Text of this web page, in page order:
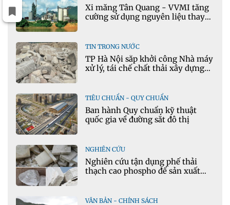
Xi măng Tân Quang - VVMI tăng
cường sử dụng nguyên liệu thay
TIN TRONG NƯỚC
TP Hà Nội sắp khởi công Nhà máy
xử lý, tái chế chất thải xây dựng
TIÊU CHUẨN - QUY CHUẨN
Ban hành Quy chuẩn kỹ thuật
quốc gia về đường sắt đô thị
NGHIÊN CỨU
Nghiên cứu tận dụng phế thải
thạch cao phospho để sản xuất
VĂN BẢN - CHÍNH SÁCH